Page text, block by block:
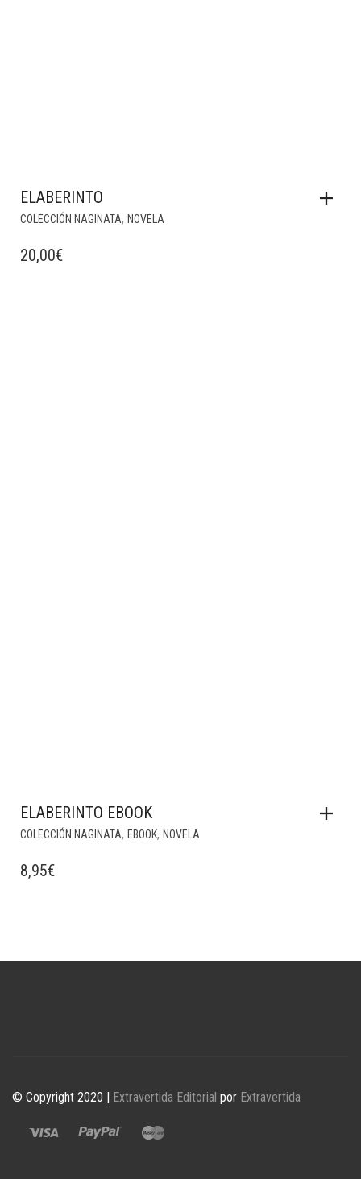
ELABERINTO
COLECCIÓN NAGINATA, NOVELA
20,00€
ELABERINTO EBOOK
COLECCIÓN NAGINATA, EBOOK, NOVELA
8,95€
© Copyright 2020 | Extravertida Editorial por Extravertida